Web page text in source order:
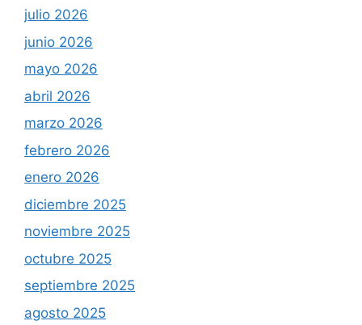
julio 2026
junio 2026
mayo 2026
abril 2026
marzo 2026
febrero 2026
enero 2026
diciembre 2025
noviembre 2025
octubre 2025
septiembre 2025
agosto 2025